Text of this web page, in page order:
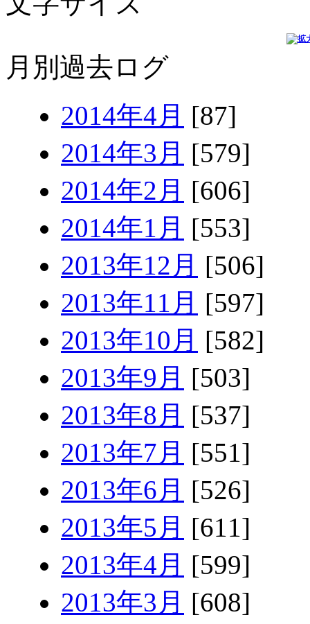
月別過去ログ
2014年4月 [87]
2014年3月 [579]
2014年2月 [606]
2014年1月 [553]
2013年12月 [506]
2013年11月 [597]
2013年10月 [582]
2013年9月 [503]
2013年8月 [537]
2013年7月 [551]
2013年6月 [526]
2013年5月 [611]
2013年4月 [599]
2013年3月 [608]